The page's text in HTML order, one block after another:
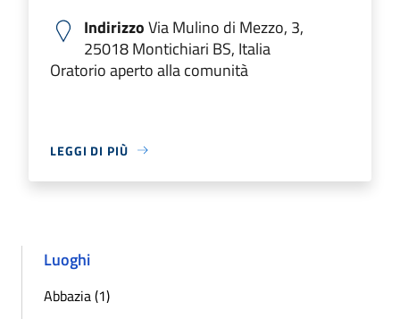
IndirizzoVia Mulino di Mezzo, 3,
25018 Montichiari BS, Italia
Oratorio aperto alla comunità
LEGGI DI PIÙ
Luoghi
Abbazia (1)